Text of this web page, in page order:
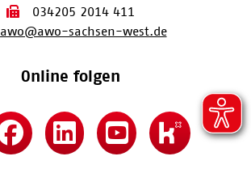
034205 2014 411
awo@awo-sachsen-west.de
Online folgen